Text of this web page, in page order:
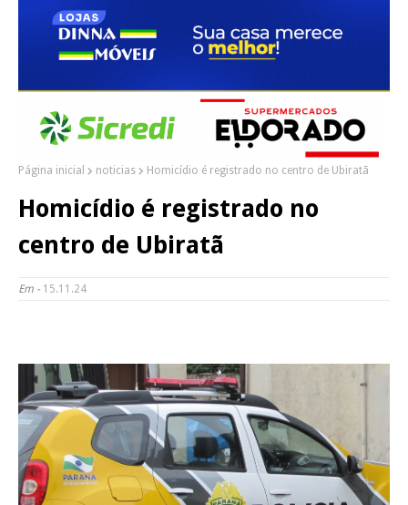
Página inicial noticias Homicídio é registrado no centro de Ubiratã
Homicídio é registrado no
centro de Ubiratã
Em - 15.11.24